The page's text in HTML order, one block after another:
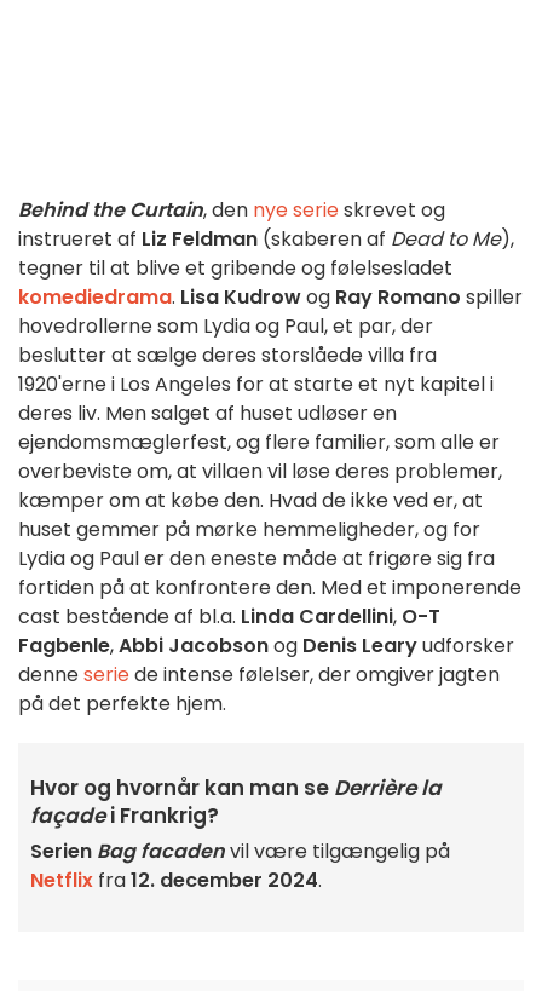
Behind the Curtain, den nye serieskrevet og
instrueret af Liz Feldman (skaberen af Dead to Me),
tegner til at blive et gribende og følelsesladet
komediedrama. Lisa Kudrowog Ray Romano spiller
hovedrollerne som Lydia og Paul, et par, der
beslutter at sælge deres storslåede villa fra
1920'erne i Los Angeles for at starte et nyt kapitel i
deres liv. Men salget af huset udløser en
ejendomsmæglerfest, og flere familier, som alle er
overbeviste om, at villaen vil løse deres problemer,
kæmper om at købe den. Hvad de ikke ved er, at
huset gemmer på mørke hemmeligheder, og for
Lydia og Paul er den eneste måde at frigøre sig fra
fortiden på at konfrontere den. Med et imponerende
cast bestående af bl.a. Linda Cardellini, O-T
Fagbenle,Abbi Jacobsonog Denis Learyudforsker
denneseriede intense følelser, der omgiver jagten
på det perfekte hjem.
Hvor og hvornår kan man se Derrière la
façadei Frankrig?
Serien Bag facadenvil være tilgængelig på
Netflix fra12. december 2024.